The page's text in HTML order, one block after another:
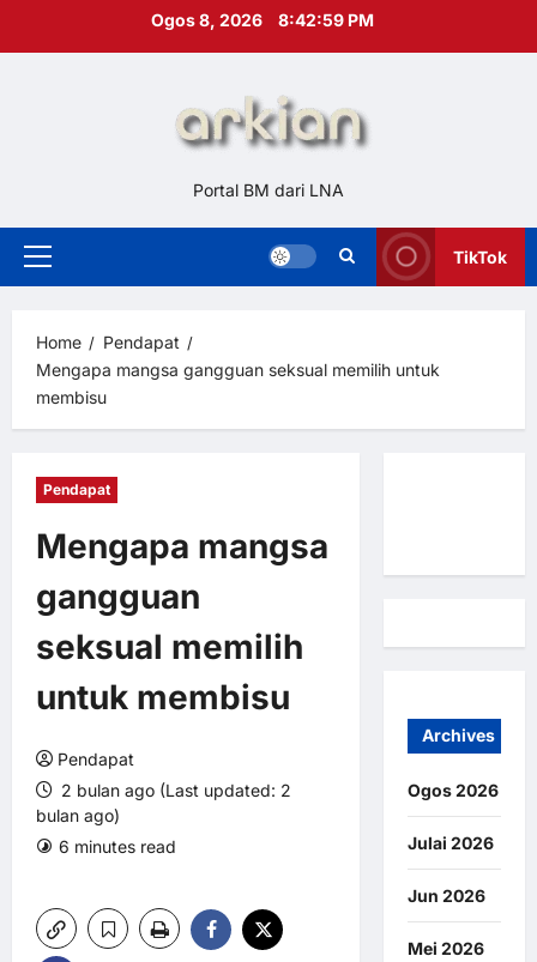
Ogos 8, 2026 8:43:00 PM
Portal BM dari LNA
Primary
TikTok
Home
Pendapat
Mengapa mangsa gangguan seksual memilih untuk
membisu
Pendapat
Mengapa mangsa
gangguan
seksual memilih
untuk membisu
Pendapat
2 bulan ago (Last updated: 2
bulan ago)
6 minutes read
Archives
Ogos 2026
Julai 2026
Jun 2026
Mei 2026